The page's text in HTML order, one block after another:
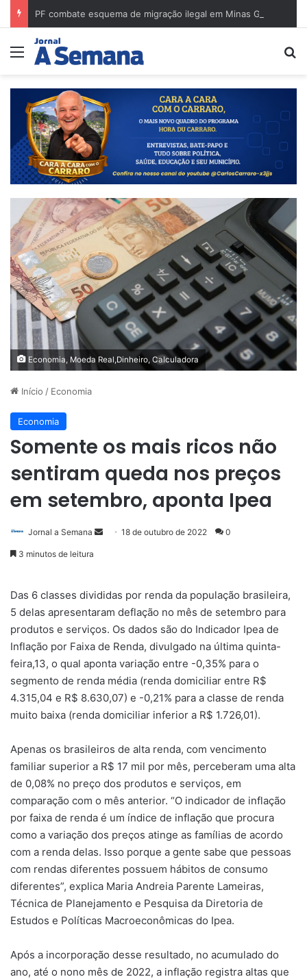
Menu
Economia, Moeda Real,Dinheiro, Calculadora
Início / Economia
Economia
Somente os mais ricos não
sentiram queda nos preços
em setembro, aponta Ipea
Jornal a Semana
Mande18 de outubro de 2022 0
3 minutos de leitura
Das 6 classes divididas por renda da população brasileira,
5 delas apresentaram deflação no mês de setembro para
produtos e serviços. Os dados são do Indicador Ipea de
Inflação por Faixa de Renda, divulgado na última quinta-
feira,13, o qual aponta variação entre -0,35% para o
segmento de renda média (renda domiciliar entre R$
4.315,04 e R$ 8.630,07) e -0,21% para a classe de renda
muito baixa (renda domiciliar inferior a R$ 1.726,01).
Apenas os brasileiros de alta renda, com vencimento
familiar superior a R$ 17 mil por mês, perceberam uma alta
de 0,08% no preço dos produtos e serviços, em
comparação com o mês anterior. “O indicador de inflação
por faixa de renda é um índice de inflação que procura
como a variação dos preços atinge as famílias de acordo
com a renda delas. Isso porque a gente sabe que pessoas
com rendas diferentes possuem hábitos de consumo
diferentes”, explica Maria Andreia Parente Lameiras,
Técnica de Planejamento e Pesquisa da Diretoria de
Estudos e Políticas Macroeconômicas do Ipea.
Após a incorporação desse resultado, no acumulado do
ano, até o nono mês de 2022, a inflação registra altas que